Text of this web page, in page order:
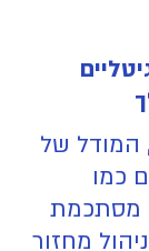
המודל של
כמו
מסתכמת
מחזור